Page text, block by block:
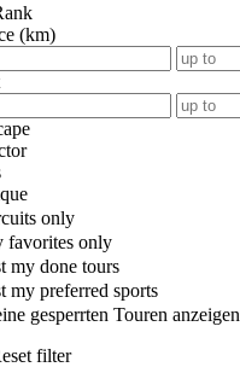
(km)
only
favorites only
my done tours
my preferred sports
gesperrten Touren anzeigen
filter